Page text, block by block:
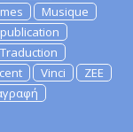
Musique
publication
Traduction
Vinci
ZEE